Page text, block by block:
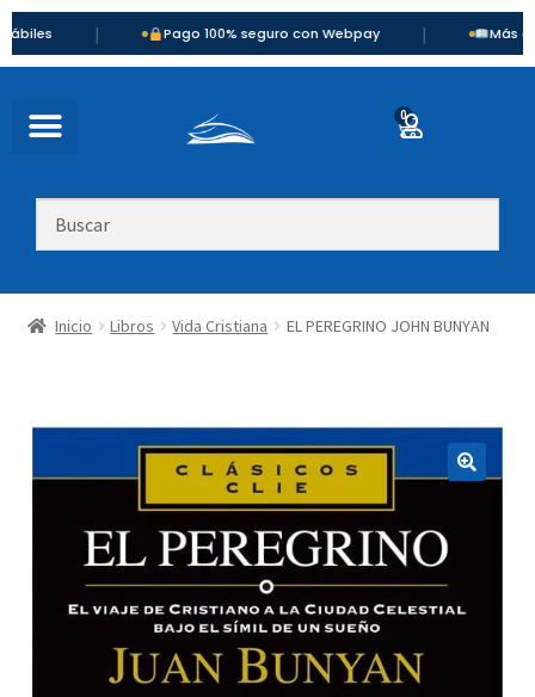
| Pago 100% seguro con Webpay | Más de 900
0
Inicio Libros Vida Cristiana EL PEREGRINO JOHN BUNYAN